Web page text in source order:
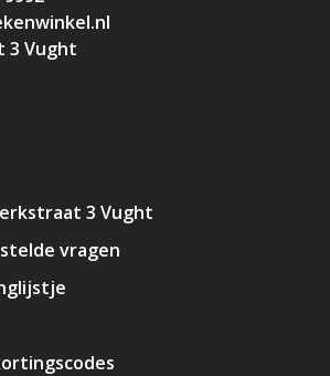
3 Vught
3 Vught
vragen